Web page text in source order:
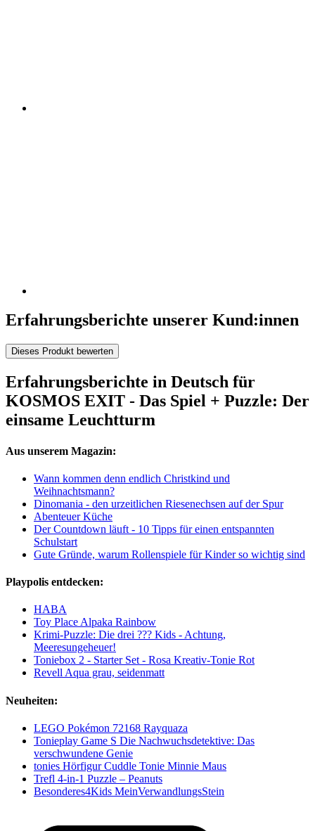
Erfahrungsberichte unserer Kund:innen
Dieses Produkt bewerten
Erfahrungsberichte in Deutsch für
KOSMOS EXIT - Das Spiel + Puzzle: Der
einsame Leuchtturm
Aus unserem Magazin:
Wann kommen denn endlich Christkind und
Weihnachtsmann?
Dinomania - den urzeitlichen Riesenechsen auf der Spur
Abenteuer Küche
Der Countdown läuft - 10 Tipps für einen entspannten
Schulstart
Gute Gründe, warum Rollenspiele für Kinder so wichtig sind
Playpolis entdecken:
HABA
Toy Place Alpaka Rainbow
Krimi-Puzzle: Die drei ??? Kids - Achtung,
Meeresungeheuer!
Toniebox 2 - Starter Set - Rosa Kreativ-Tonie Rot
Revell Aqua grau, seidenmatt
Neuheiten:
LEGO Pokémon 72168 Rayquaza
Tonieplay Game S Die Nachwuchsdetektive: Das
verschwundene Genie
tonies Hörfigur Cuddle Tonie Minnie Maus
Trefl 4-in-1 Puzzle – Peanuts
Besonderes4Kids MeinVerwandlungsStein